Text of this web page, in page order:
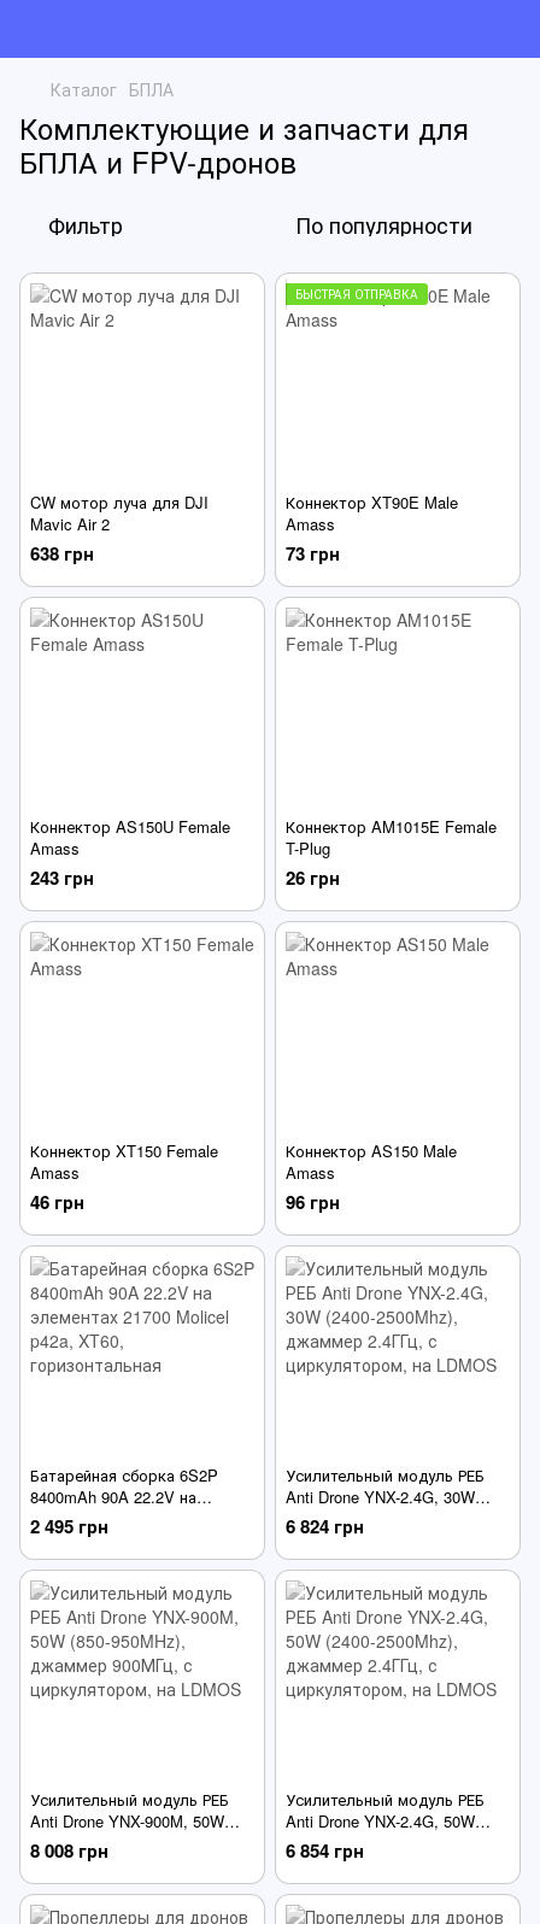
Каталог БПЛА
Комплектующие и запчасти для
БПЛА и FPV-дронов
Фильтр По популярности
CW мотор луча для DJI
Mavic Air 2
638 грн
БЫСТРАЯ ОТПРАВКА
Коннектор XT90E Male
Amass
73 грн
Коннектор AS150U Female
Amass
243 грн
Коннектор AM1015E Female
T-Plug
26 грн
Коннектор XT150 Female
Amass
46 грн
Коннектор AS150 Male
Amass
96 грн
Батарейная сборка 6S2P
8400mAh 90A 22.2V на
элементах 21700 Molicel p42a,
XT60, горизонтальная
2 495 грн
Усилительный модуль РЕБ
Anti Drone YNX-2.4G, 30W
(2400-2500Mhz), джаммер
2.4ГГц, с циркулятором, на
LDMOS
6 824 грн
Усилительный модуль РЕБ
Anti Drone YNX-900M, 50W
(850-950MHz), джаммер
900МГц, с циркулятором, на
LDMOS
8 008 грн
Усилительный модуль РЕБ
Anti Drone YNX-2.4G, 50W
(2400-2500Mhz), джаммер
2.4ГГц, с циркулятором, на
LDMOS
6 854 грн